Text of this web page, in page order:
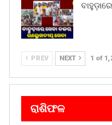
PREV NEXT 1 of
ରାଶିଫଳ